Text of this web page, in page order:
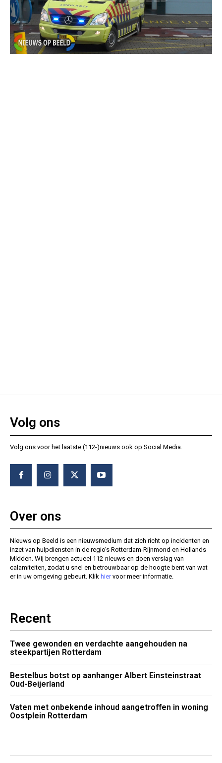
Volg ons
Volg ons voor het laatste (112-)nieuws ook op Social Media.
Over ons
Nieuws op Beeld is een nieuwsmedium dat zich richt op incidenten en
inzet van hulpdiensten in de regio’s Rotterdam-Rijnmond en Hollands
Midden. Wij brengen actueel 112-nieuws en doen verslag van
calamiteiten, zodat u snel en betrouwbaar op de hoogte bent van wat
er in uw omgeving gebeurt. Klik hiervoor meer informatie.
Recent
Twee gewonden en verdachte aangehouden na
steekpartijen Rotterdam
Bestelbus botst op aanhanger Albert Einsteinstraat
Oud-Beijerland
Vaten met onbekende inhoud aangetroffen in woning
Oostplein Rotterdam